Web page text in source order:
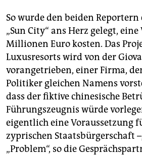
So wurde den beiden
„Sun City“ ans Herz gelegt,
Millionen Euro kosten. Das
Luxusresorts wird von der
vorangetrieben, einer Firma,
Politiker gleichen Namens
dass der fiktive chinesische
Führungszeugnis würde
eigentlich eine Voraussetzung
zyprischen Staatsbürgerschaft
„Problem“, so die